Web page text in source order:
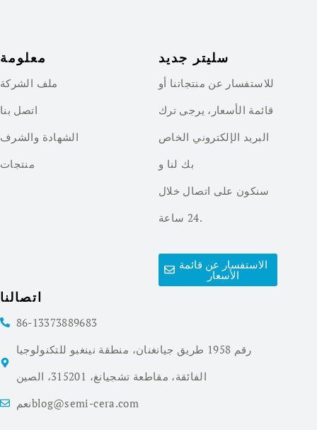
معلومة
ملف الشركة
اتصل بنا
الشهادة والشرف
منتجات
سليتر جديد
للاستفسار عن منتجاتنا أو
قائمة الأسعار، يرجى ترك
البريد الإلكتروني الخاص
بك لنا و
سنكون على اتصال خلال
24 ساعة.
الاستفسار عن قائمة
الأسعار
اتصالنا
86-13373889683
رقم 1958 طريق جيانغنان، منطقة نينغبو للتكنولوجيا
الفائقة، مقاطعة تشجيانغ، 315201، الصين
نعمblog@semi-cera.com